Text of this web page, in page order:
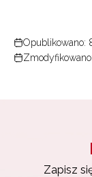
Opublikowano:
Zmodyfikowano:
Zapisz